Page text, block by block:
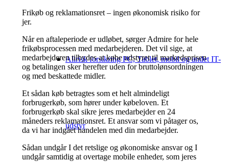
Allrisk forsikring PC, Tablet, mobil og andet IT-
udstyr
Frikøb og reklamationsret – ingen økonomisk risiko for
jer.
Når en aftaleperiode er udløbet, sørger Admire for hele
frikøbsprocessen med medarbejderen. Det vil sige, at
medarbejderen tilbydes at købe udstyret til markedsprisen
og betalingen sker herefter uden for bruttolønsordningen
og med beskattede midler.
Et sådan køb betragtes som et helt almindeligt
forbrugerkøb, som hører under købeloven. Et
forbrugerkøb skal sikre jeres medarbejder en 24
måneders reklamationsret. Et ansvar som vi påtager os,
da vi har indgået handelen med din medarbejder.
Sådan undgår I det retslige og økonomiske ansvar og I
undgår samtidig at overtage mobile enheder, som jeres